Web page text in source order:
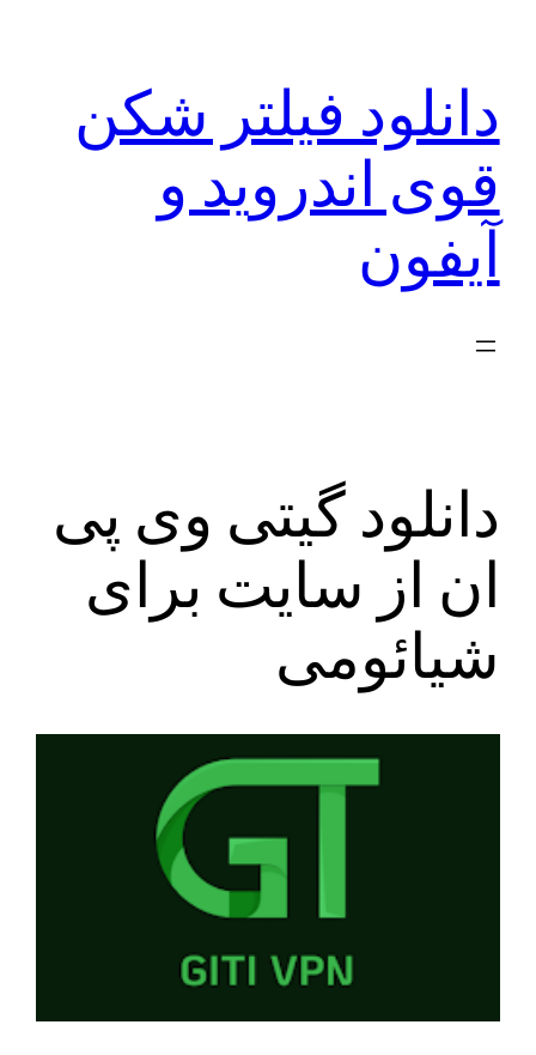
دانلود فیلتر شکن
قوی اندروید و
آیفون
دانلود گیتی وی پی
ان از سایت برای
شیائومی